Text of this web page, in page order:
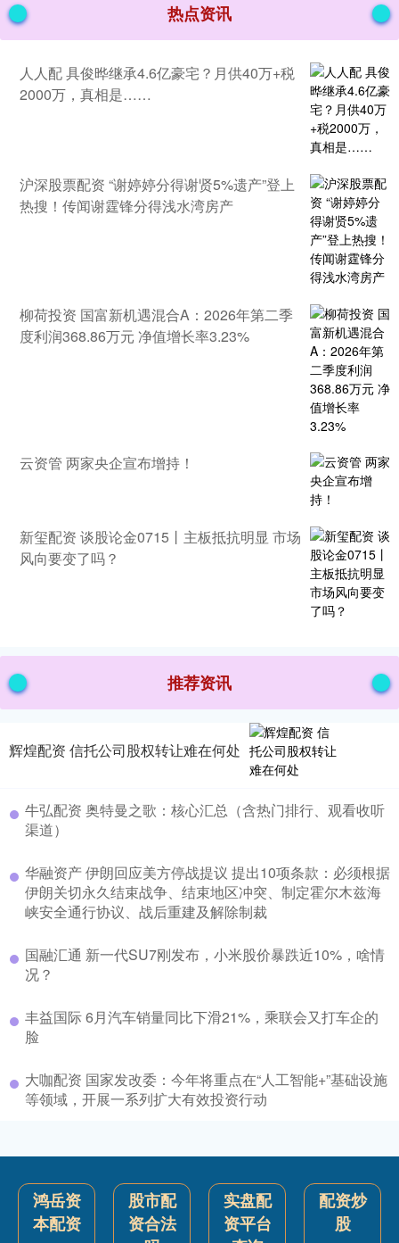
热点资讯
人人配 具俊晔继承4.6亿豪宅？月供40万+税
2000万，真相是……
沪深股票配资 “谢婷婷分得谢贤5%遗产”登上
热搜！传闻谢霆锋分得浅水湾房产
柳荷投资 国富新机遇混合A：2026年第二季
度利润368.86万元 净值增长率3.23%
云资管 两家央企宣布增持！
新玺配资 谈股论金0715丨主板抵抗明显 市场
风向要变了吗？
推荐资讯
辉煌配资 信托公司股权转让难在何处
牛弘配资 奥特曼之歌：核心汇总（含热门排行、观看收听
渠道）
华融资产 伊朗回应美方停战提议 提出10项条款：必须根据
伊朗关切永久结束战争、结束地区冲突、制定霍尔木兹海
峡安全通行协议、战后重建及解除制裁
国融汇通 新一代SU7刚发布，小米股价暴跌近10%，啥情
况？
丰益国际 6月汽车销量同比下滑21%，乘联会又打车企的
脸
大咖配资 国家发改委：今年将重点在“人工智能+”基础设施
等领域，开展一系列扩大有效投资行动
鸿岳资
本配资
股市配
资合法
实盘配
资平台
配资炒
股